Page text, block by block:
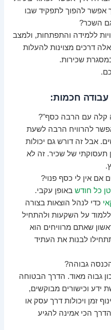
אפשר להפוך לתפקיד שבו
השכר?
ללמידה והתפתחות, ולמצב
דרכים מצוינות להעלות
שכירות.
חכמות:
קלה עם הרבה כסף"?
להרוויח הרבה לשעת
אבל זה דורש גם יכולות
תעסוקתי של שכיר. זה לא
אם אין לי כסף פנוי?
כל חודש באופן עקבי.
כדי לנהל הוצאות בצורה
על השקעות ולהתחיל
שאתם מרוויחים הוא
לבנות את העתיד
גבוהה?
גבוה מאוד. הדרך הבטוחה
ידע וכישורים מבוקשים,
זמן ויכולות דרך עסק או
הכי אמינה להגיע